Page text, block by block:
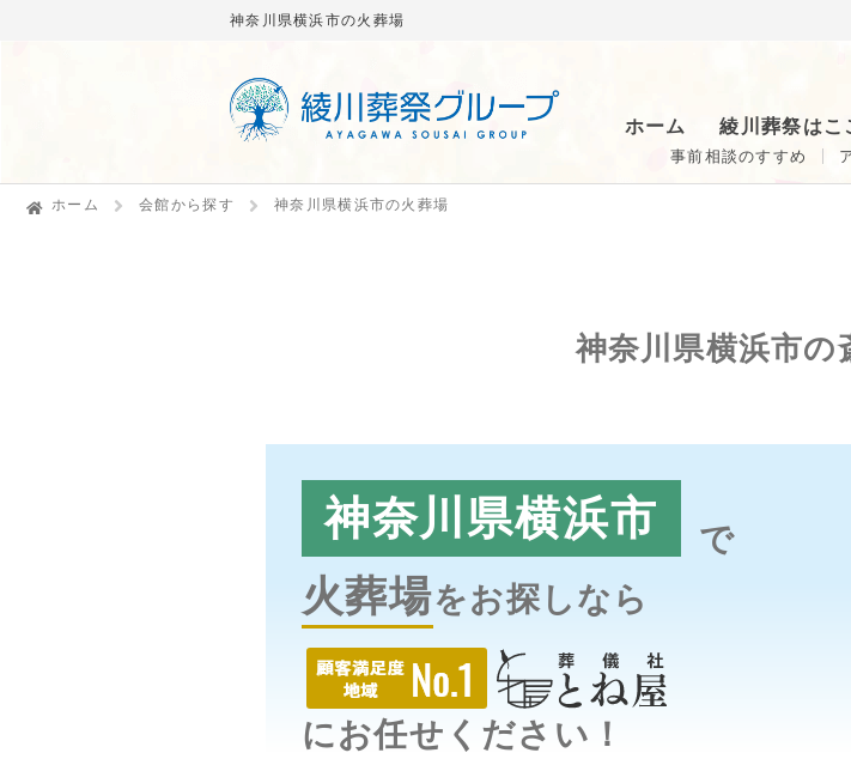
神奈川県横浜市の火葬場
ホーム 綾川葬祭はこ
事前相談のすすめ
ホーム 会館から探す 神奈川県横浜市の火葬場
神奈川県横浜市の
神奈川県横浜市 で
火葬場をお探しなら
にお任せください！